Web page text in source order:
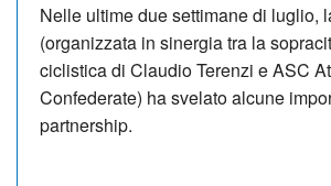
Nelle ultime due settimane di luglio,
(organizzata in sinergia tra la
ciclistica di Claudio Terenzi e ASC
Confederate) ha svelato alcune
partnership.